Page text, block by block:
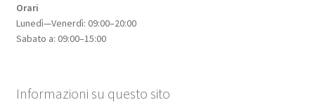
Orari
Lunedì—Venerdì: 09:00–20:00
Sabato a: 09:00–15:00
Informazioni su questo sito